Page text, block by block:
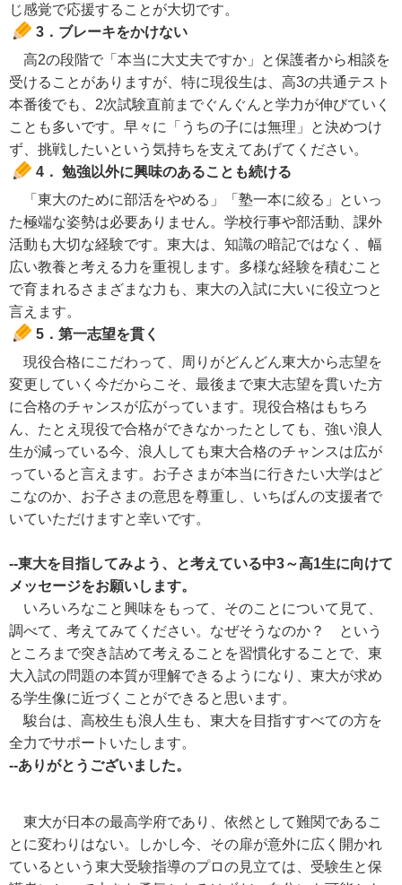
じ感覚で応援することが大切です。
3．ブレーキをかけない
高2の段階で「本当に大丈夫ですか」と保護者から相談を
受けることがありますが、特に現役生は、高3の共通テスト
本番後でも、2次試験直前までぐんぐんと学力が伸びていく
ことも多いです。早々に「うちの子には無理」と決めつけ
ず、挑戦したいという気持ちを支えてあげてください。
4． 勉強以外に興味のあることも続ける
「東大のために部活をやめる」「塾一本に絞る」といっ
た極端な姿勢は必要ありません。学校行事や部活動、課外
活動も大切な経験です。東大は、知識の暗記ではなく、幅
広い教養と考える力を重視します。多様な経験を積むこと
で育まれるさまざまな力も、東大の入試に大いに役立つと
言えます。
5．第一志望を貫く
現役合格にこだわって、周りがどんどん東大から志望を
変更していく今だからこそ、最後まで東大志望を貫いた方
に合格のチャンスが広がっています。現役合格はもちろ
ん、たとえ現役で合格ができなかったとしても、強い浪人
生が減っている今、浪人しても東大合格のチャンスは広が
っていると言えます。お子さまが本当に行きたい大学はど
こなのか、お子さまの意思を尊重し、いちばんの支援者で
いていただけますと幸いです。
--東大を目指してみよう、と考えている中3～高1生に向けて
メッセージをお願いします。
いろいろなこと興味をもって、そのことについて見て、
調べて、考えてみてください。なぜそうなのか？ という
ところまで突き詰めて考えることを習慣化することで、東
大入試の問題の本質が理解できるようになり、東大が求め
る学生像に近づくことができると思います。
駿台は、高校生も浪人生も、東大を目指すすべての方を
全力でサポートいたします。
--ありがとうございました。
東大が日本の最高学府であり、依然として難関であるこ
とに変わりはない。しかし今、その扉が意外に広く開かれ
ているという東大受験指導のプロの見立ては、受験生と保